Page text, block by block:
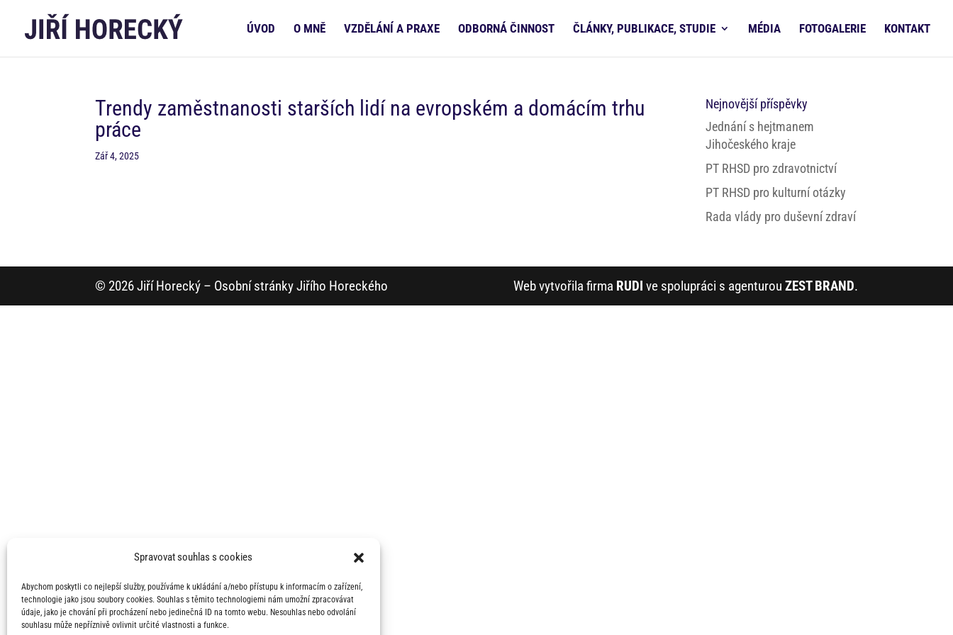
Spravovat souhlas s cookies
Abychom poskytli co nejlepší služby, používáme k ukládání a/nebo přístupu k informacím o zařízení,
technologie jako jsou soubory cookies. Souhlas s těmito technologiemi nám umožní zpracovávat
údaje, jako je chování při procházení nebo jedinečná ID na tomto webu. Nesouhlas nebo odvolání
souhlasu může nepříznivě ovlivnit určité vlastnosti a funkce.
ÚVOD O MNĚ VZDĚLÁNÍ A PRAXE ODBORNÁ ČINNOST ČLÁNKY, PUBLIKACE, STUDIE MÉDIA FOTOGALERIE KONTAKT
Trendy zaměstnanosti starších lidí na evropském a domácím trhu
práce
Zář 4, 2025
Nejnovější příspěvky
Jednání s hejtmanem
Jihočeského kraje
PT RHSD pro zdravotnictví
PT RHSD pro kulturní otázky
Rada vlády pro duševní zdraví
© 2026 Jiří Horecký – Osobní stránky Jiřího Horeckého Web vytvořila firma RUDI ve spolupráci s agenturou ZEST BRAND.